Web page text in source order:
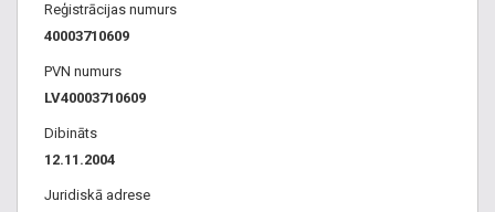
Reģistrācijas numurs
40003710609
PVN numurs
LV40003710609
Dibināts
12.11.2004
Juridiskā adrese